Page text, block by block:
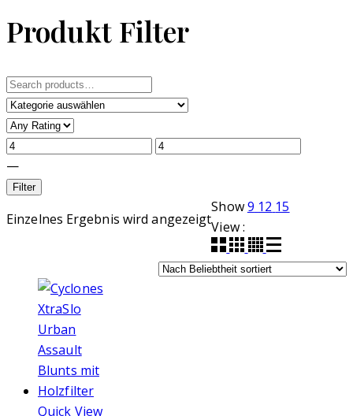
Produkt Filter
Search
for:
—
Filter
Einzelnes Ergebnis wird angezeigt
Show9 12 15
View :
Quick View